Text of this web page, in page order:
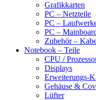
Grafikkarten
PC – Netzteile
PC –
PC –
Zubehör –
Notebook – Teile
CPU /
Displays
Erweiterungs-
Gehäuse &
Lüfter